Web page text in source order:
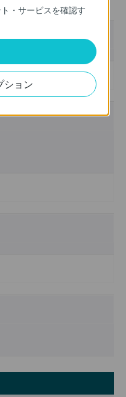
・サービスを確認す
ション